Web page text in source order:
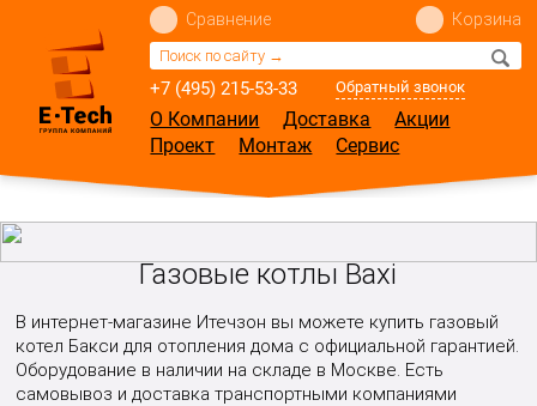
+7 (495) 215-53-33 Обратный звонок
Сравнение Корзина
О Компании Доставка
Акции
Проект
Монтаж Сервис
Газовые котлы Baxi
В интернет-магазине Итечзон вы можете купить газовый
котел Бакси для отопления дома с официальной гарантией.
Оборудование в наличии на складе в Москве. Есть
самовывоз и доставка транспортными компаниями